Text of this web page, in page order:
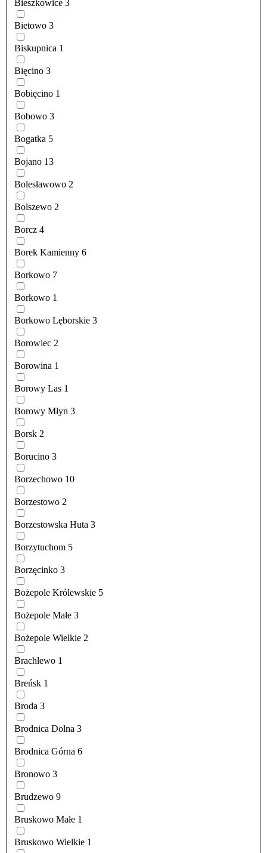
Bieszkowice 3
Bietowo 3
Biskupnica 1
Bięcino 3
Bobięcino 1
Bobowo 3
Bogatka 5
Bojano 13
Bolesławowo 2
Bolszewo 2
Borcz 4
Borek Kamienny 6
Borkowo 7
Borkowo 1
Borkowo Lęborskie 3
Borowiec 2
Borowina 1
Borowy Las 1
Borowy Młyn 3
Borsk 2
Borucino 3
Borzechowo 10
Borzestowo 2
Borzestowska Huta 3
Borzytuchom 5
Borzęcinko 3
Bożepole Królewskie 5
Bożepole Małe 3
Bożepole Wielkie 2
Brachlewo 1
Breńsk 1
Broda 3
Brodnica Dolna 3
Brodnica Górna 6
Bronowo 3
Brudzewo 9
Bruskowo Małe 1
Bruskowo Wielkie 1